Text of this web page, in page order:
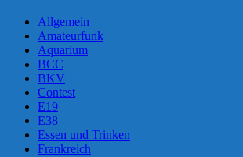
Allgemein
Amateurfunk
Aquarium
BCC
BKV
Contest
E19
E38
Essen und Trinken
Frankreich